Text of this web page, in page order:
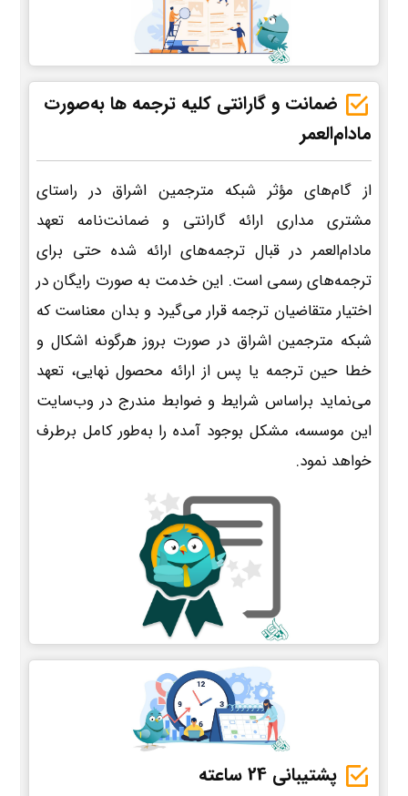
ضمانت و گارانتی کلیه ترجمه ها به‌صورت
مادام‌العمر
از گام‌های مؤثر شبکه مترجمین اشراق در راستای
مشتری مداری ارائه گارانتی و ضمانت‌نامه تعهد
مادام‌العمر در قبال ترجمه‌های ارائه شده حتی برای
ترجمه‌های رسمی است. این خدمت به صورت رایگان در
اختیار متقاضیان ترجمه قرار می‌گیرد و بدان معناست که
شبکه مترجمین اشراق در صورت بروز هرگونه اشکال و
خطا حین ترجمه یا پس از ارائه محصول نهایی، تعهد
می‌نماید براساس شرایط و ضوابط مندرج در وب‌سایت
این موسسه، مشکل بوجود آمده را به‌طور کامل برطرف
خواهد نمود.
پشتیبانی 24 ساعته